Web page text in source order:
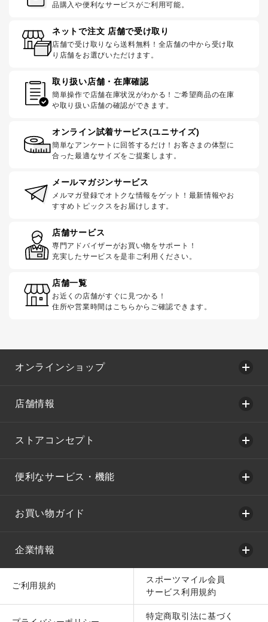
品購入や便利なサービスがご利用可能。
ネットで注文 店舗で受け取り
店舗で受け取りなら送料無料！全店舗の中から受け取
り店舗をお選びいただけます。
取り扱い店舗・在庫確認
簡単操作で店舗在庫状況がわかる！ご希望商品の在庫
や取り扱い店舗の確認ができます。
オンライン試着サービス(ユニサイズ)
簡単なアンケートに回答するだけ！お客さまの体型に
合った最適なサイズをご提案します。
メールマガジンサービス
メルマガ登録でオトクな情報をゲット！最新情報やお
すすめトピックスをお届けします。
店舗サービス
専門アドバイザーがお買い物をサポート！
充実したサービスを是非ご利用ください。
店舗一覧
お近くの店舗がすぐに見つかる！
住所や営業時間はこちらからご確認できます。
オンラインショップ
店舗情報
ストアコンセプト
便利なサービス・機能
お買い物ガイド
企業情報
ご利用規約
スポーツマイル会員
サービス利用規約
特定商取引法に基づく